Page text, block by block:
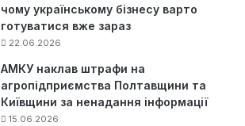
чому українському бізнесу варто
готуватися вже зараз
22.06.2026
АМКУ наклав штрафи на
агропідприємства Полтавщини та
Київщини за ненадання інформації
15.06.2026